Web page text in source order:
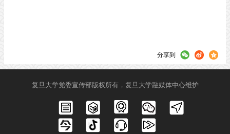
分享到
复旦大学党委宣传部版权所有，复旦大学融媒体中心维护